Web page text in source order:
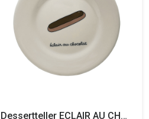
Dessertteller ECLAIR AU CHOCOLAT 20cm